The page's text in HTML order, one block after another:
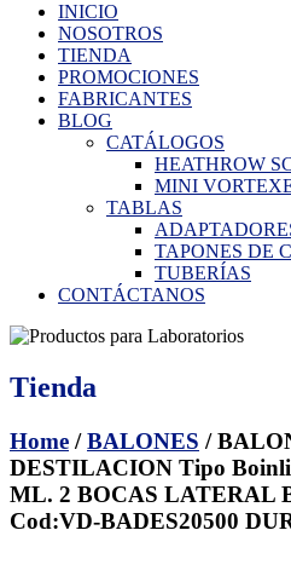
INICIO
NOSOTROS
TIENDA
PROMOCIONES
FABRICANTES
BLOG
CATÁLOGOS
HEATHROW
MINI
TABLAS
TAPONES DE
TUBERÍAS
CONTÁCTANOS
Tienda
Home /BALONES /
DESTILACION Tipo
ML. 2 BOCAS LATERAL
Cod:VD-BADES20500